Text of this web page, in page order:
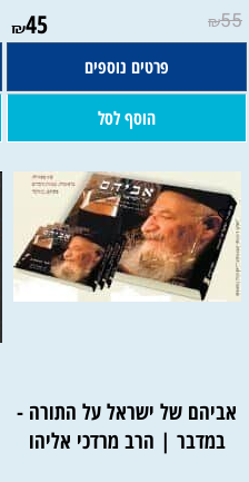
₪55
₪45
פרטים נוספים
הוסף לסל
אביהם של ישראל על התורה -
במדבר | הרב מרדכי אליהו